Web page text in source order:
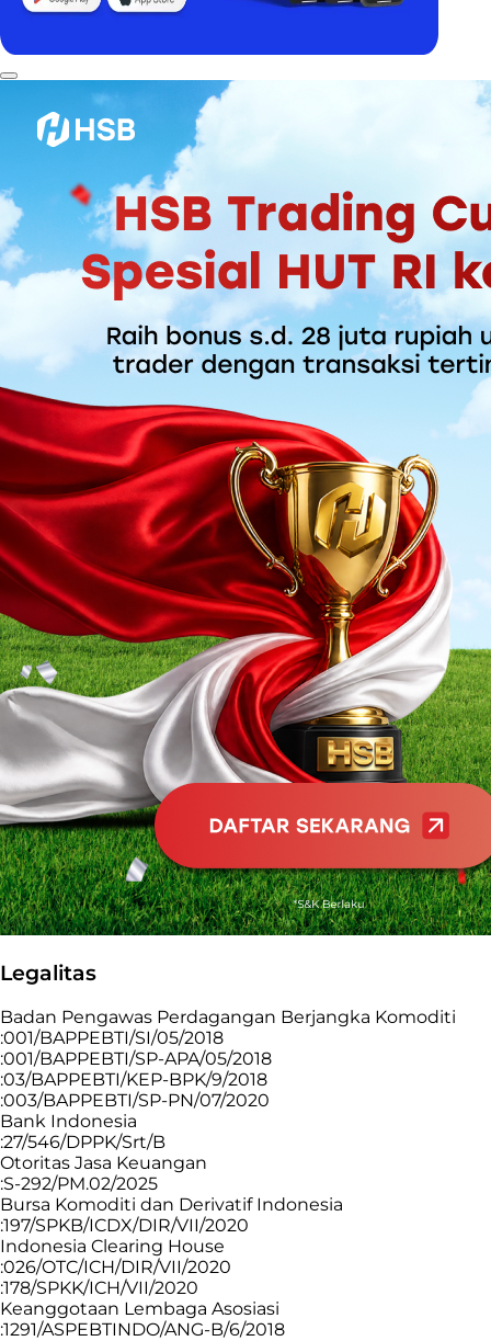
Legalitas
Badan Pengawas Perdagangan Berjangka Komoditi
:001/BAPPEBTI/SI/05/2018
:001/BAPPEBTI/SP-APA/05/2018
:03/BAPPEBTI/KEP-BPK/9/2018
:003/BAPPEBTI/SP-PN/07/2020
Bank Indonesia
:27/546/DPPK/Srt/B
Otoritas Jasa Keuangan
:S-292/PM.02/2025
Bursa Komoditi dan Derivatif Indonesia
:197/SPKB/ICDX/DIR/VII/2020
Indonesia Clearing House
:026/OTC/ICH/DIR/VII/2020
:178/SPKK/ICH/VII/2020
Keanggotaan Lembaga Asosiasi
:1291/ASPEBTINDO/ANG-B/6/2018